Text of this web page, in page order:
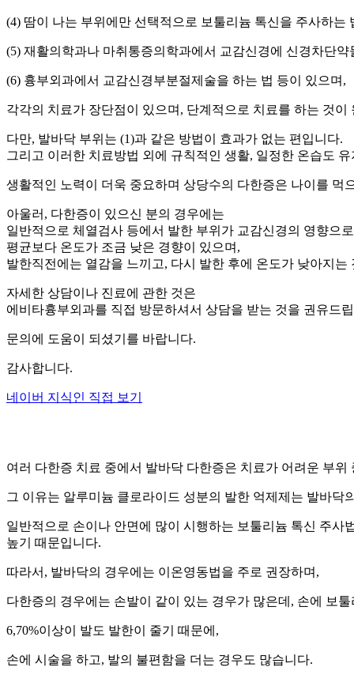
(4) 땀이 나는 부위에만 선택적으로 보툴리늄 톡신을 주사하는
(5) 재활의학과나 마취통증의학과에서 교감신경에 신경차단약
(6) 흉부외과에서 교감신경부분절제술을 하는 법 등이 있으며,
각각의 치료가 장단점이 있으며, 단계적으로 치료를 하는 것이
다만, 발바닥 부위는 (1)과 같은 방법이 효과가 없는 편입니다.
그리고 이러한 치료방법 외에 규칙적인 생활, 일정한 온습도
생활적인 노력이 더욱 중요하며 상당수의 다한증은 나이를 먹
아울러, 다한증이 있으신 분의 경우에는
일반적으로 체열검사 등에서 발한 부위가 교감신경의 영향으로
평균보다 온도가 조금 낮은 경향이 있으며,
발한직전에는 열감을 느끼고, 다시 발한 후에 온도가 낮아지는
자세한 상담이나 진료에 관한 것은
에비타흉부외과를 직접 방문하셔서 상담을 받는 것을 권유드
문의에 도움이 되셨기를 바랍니다.
감사합니다.
네이버 지식인 직접 보기
여러 다한증 치료 중에서 발바닥 다한증은 치료가 어려운 부위
그 이유는 알루미늄 클로라이드 성분의 발한 억제제는 발바닥
일반적으로 손이나 안면에 많이 시행하는 보툴리늄 톡신 주사
높기 때문입니다.
따라서, 발바닥의 경우에는 이온영동법을 주로 권장하며,
다한증의 경우에는 손발이 같이 있는 경우가 많은데, 손에 보
6,70%이상이 발도 발한이 줄기 때문에,
손에 시술을 하고, 발의 불편함을 더는 경우도 많습니다.